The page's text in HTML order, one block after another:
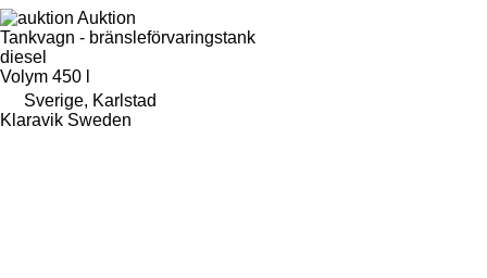
Auktion
Tankvagn - bränsleförvaringstank
diesel
Volym 450 l
Sverige, Karlstad
Klaravik Sweden